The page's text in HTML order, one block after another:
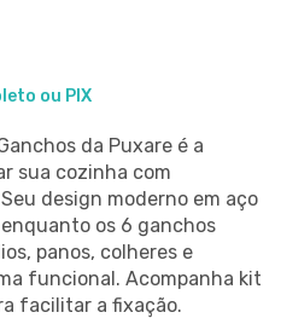
ou PIX
da Puxare é a
sua cozinha com
design moderno em aço
os 6 ganchos
panos, colheres e
funcional. Acompanha kit
facilitar a fixação.